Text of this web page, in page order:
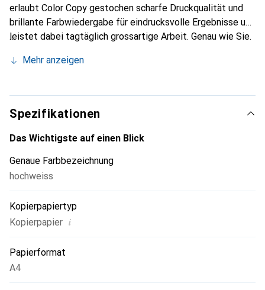
erlaubt Color Copy gestochen scharfe Druckqualität und
brillante Farbwiedergabe für eindrucksvolle Ergebnisse und
leistet dabei tagtäglich grossartige Arbeit. Genau wie Sie.
Mehr anzeigen
Spezifikationen
Das Wichtigste auf einen Blick
Genaue Farbbezeichnung
hochweiss
Kopierpapiertyp
Kopierpapier i
Papierformat
A4